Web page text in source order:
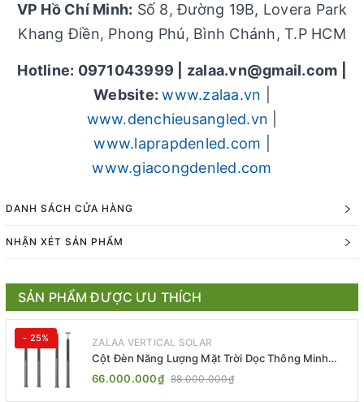
VP Hồ Chí Minh: Số 8, Đường 19B, Lovera Park
Khang Điền, Phong Phú, Bình Chánh, T.P HCM
Hotline: 0971043999 | zalaa.vn@gmail.com
Website:www.zalaa.vn
www.denchieusangled.vn
www.laprapdenled.com
www.giacongdenled.com
DANH SÁCH CỬA HÀNG
NHẬN XÉT SẢN PHẨM
SẢN PHẨM ĐƯỢC ƯU THÍCH
- 25% ZALAA VERTICAL SOLAR
Cột Đèn Năng Lượng Mặt Trời Dọc Thông Minh
ZSR-YYDS-360 | ZALAA Jsc
66.000.000₫ 88.000.000₫